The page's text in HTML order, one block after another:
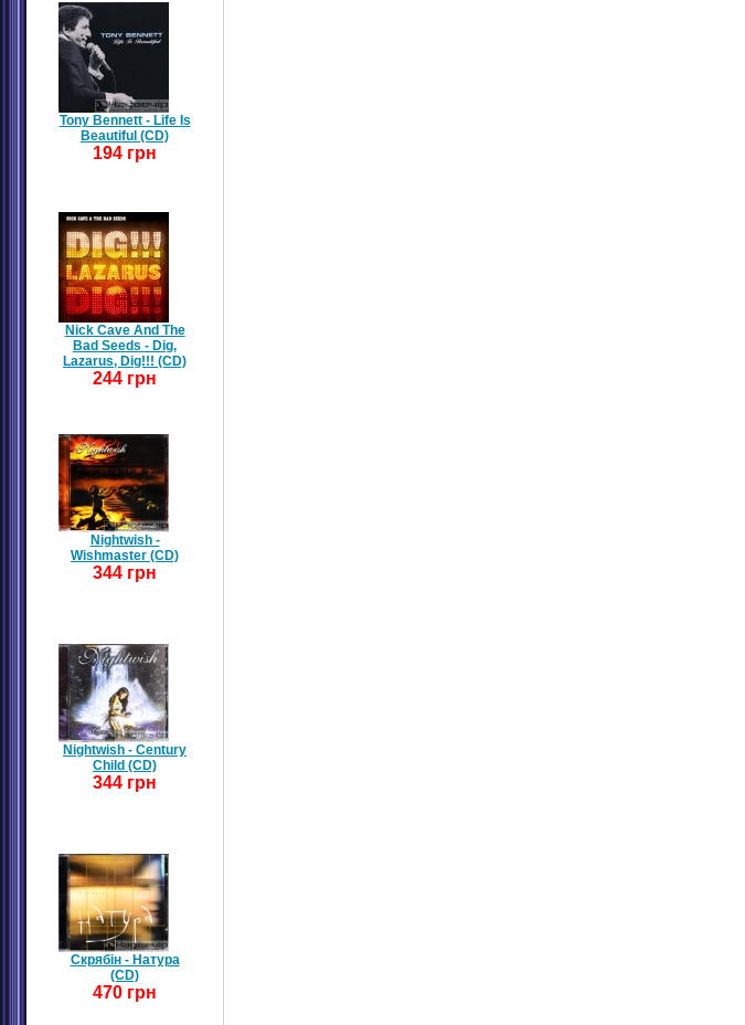
Tony Bennett - Life Is
Beautiful (CD)
194 грн
Nick Cave And The
Bad Seeds - Dig,
Lazarus, Dig!!! (CD)
244 грн
Nightwish -
Wishmaster (CD)
344 грн
Nightwish - Century
Child (CD)
344 грн
Скрябін - Натура
(CD)
470 грн